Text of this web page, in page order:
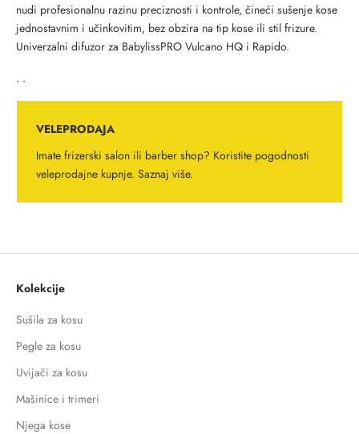
nudi profesionalnu razinu preciznosti i kontrole, čineći sušenje kose
jednostavnim i učinkovitim, bez obzira na tip kose ili stil frizure.
Univerzalni difuzor za BabylissPRO Vulcano HQ i Rapido.
. .
VELEPRODAJA
Imate frizerski salon ili barber shop? Koristite pogodnosti
veleprodajne kupnje. Saznaj više.
Kolekcije
Sušila za kosu
Pegle za kosu
Uvijači za kosu
Mašinice i trimeri
Njega kose